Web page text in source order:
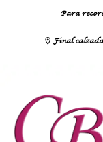
Para
Final